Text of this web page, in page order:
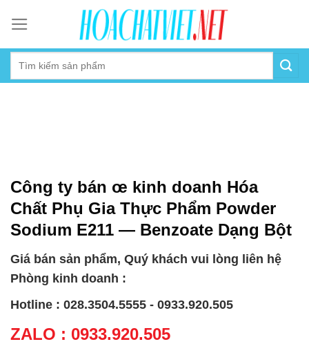
content
Công ty bán œ kinh doanh Hóa
Chất Phụ Gia Thực Phẩm Powder
Sodium E211 — Benzoate Dạng Bột
Giá bán sản phẩm, Quý khách vui lòng liên hệ
Phòng kinh doanh :
Hotline : 028.3504.5555 - 0933.920.505
ZALO : 0933.920.505